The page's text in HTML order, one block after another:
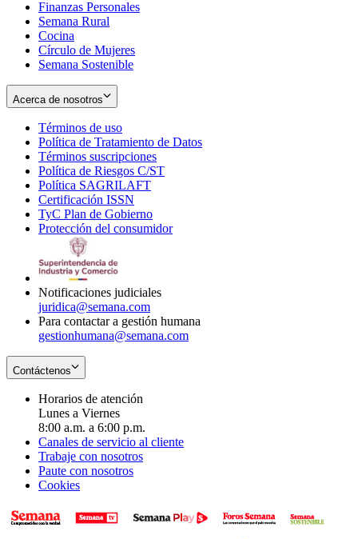
Finanzas Personales
Semana Rural
Cocina
Círculo de Mujeres
Semana Sostenible
Acerca de nosotros
Términos de uso
in
new
window
Política de Tratamiento de Datos
Términos suscripciones
in
Política de Riesgos C/ST
Política SAGRILAFT
new
window
Certificación ISSN
in
new
TyC Plan de Gobierno
in
Protección del consumidorOpens
Notificaciones judiciales
juridica@semana.com
Para contactar a gestión humana
gestionhumana@semana.com
Contáctenos
Horarios de atención
Lunes a Viernes
8:00 a.m. a 6:00 p.m.
Canales de servicio al cliente
Trabaje con nosotros
Paute con nosotros
Cookies